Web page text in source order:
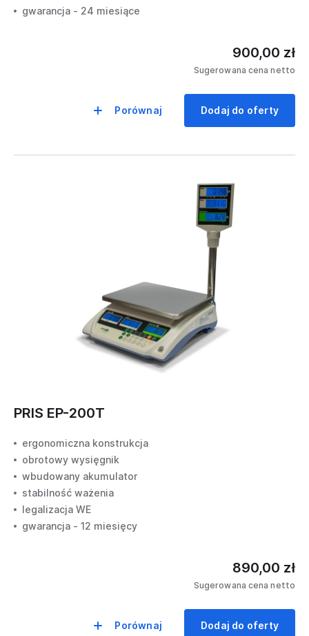
gwarancja - 24 miesiące
900,00 zł
Sugerowana cena netto
Porównaj Dodaj do oferty
PRIS EP-200T
ergonomiczna konstrukcja
obrotowy wysięgnik
wbudowany akumulator
stabilność ważenia
legalizacja WE
gwarancja - 12 miesięcy
890,00 zł
Sugerowana cena netto
Porównaj Dodaj do oferty